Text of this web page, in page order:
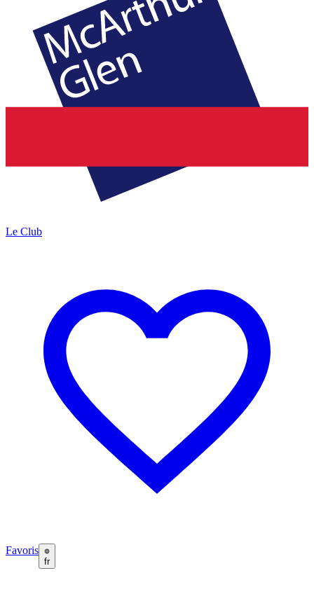
Le Club
Favoris
fr